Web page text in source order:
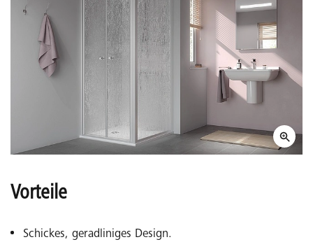
Vorteile
Schickes, geradliniges Design.